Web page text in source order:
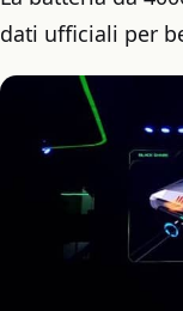
dati ufficiali per